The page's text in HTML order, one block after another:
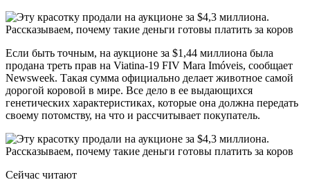
Если быть точным, на аукционе за $1,44 миллиона была
продана треть прав на Viatina-19 FIV Mara Imóveis, сообщает
Newsweek. Такая сумма официально делает животное самой
дорогой коровой в мире. Все дело в ее выдающихся
генетических характеристиках, которые она должна передать
своему потомству, на что и рассчитывает покупатель.
Сейчас читают